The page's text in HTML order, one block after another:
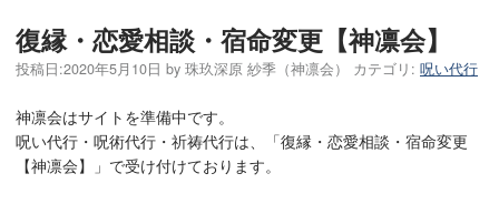
復縁・恋愛相談・宿命変更【神凛会】
投稿日:2020年5月10日 by 珠玖深原 紗季（神凛会） カテゴリ: 呪い代行
神凛会はサイトを準備中です。
呪い代行・呪術代行・祈祷代行は、「復縁・恋愛相談・宿命変更
【神凛会】」で受け付けております。